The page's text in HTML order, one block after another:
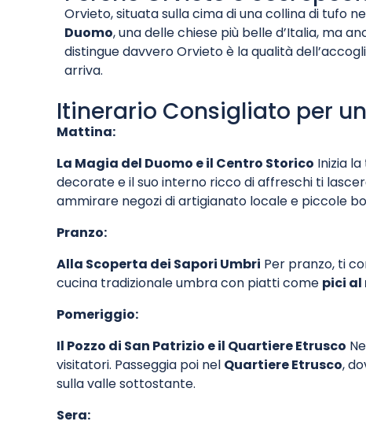
Orvieto, situata sulla cima di una collina di tufo
Duomo, una delle chiese più belle d’Italia, ma
distingue davvero Orvieto è la qualità
arriva.
Itinerario Consigliato per
Mattina:
La Magia del Duomo e il Centro Storico Inizia
decorate e il suo interno ricco di affreschi ti
ammirare negozi di artigianato locale e piccole
Pranzo:
Alla Scoperta dei Sapori Umbri Per pranzo, ti
cucina tradizionale umbra con piatti come pici al
Pomeriggio:
Il Pozzo di San Patrizio e il Quartiere Etrusco
visitatori. Passeggia poi nel Quartiere Etrusco,
sulla valle sottostante.
Sera: